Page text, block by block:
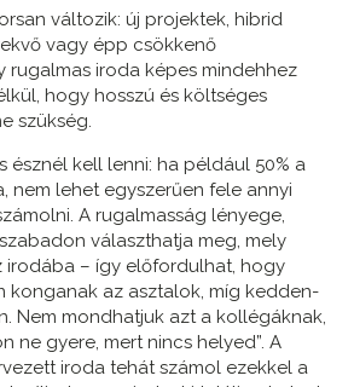
változik: új projektek, hibrid
vagy épp csökkenő
rugalmas iroda képes mindehhez
hogy hosszú és költséges
szükség.
észnél kell lenni: ha például 50% a
nem lehet egyszerűen fele annyi
A rugalmasság lényege,
választhatja meg, mely
irodába – így előfordulhat, hogy
konganak az asztalok, míg kedden-
Nem mondhatjuk azt a kollégáknak,
ne gyere, mert nincs helyed”. A
iroda tehát számol ezekkel a